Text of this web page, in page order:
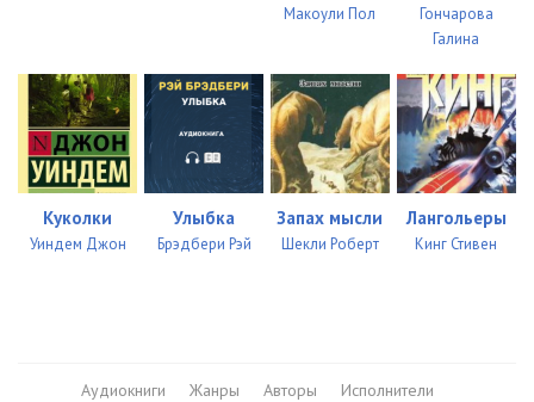
Макоули Пол
Гончарова
Галина
Куколки
Уиндем Джон
Улыбка
Брэдбери Рэй
Запах мысли
Шекли Роберт
Лангольеры
Кинг Стивен
Аудиокниги Жанры Авторы Исполнители